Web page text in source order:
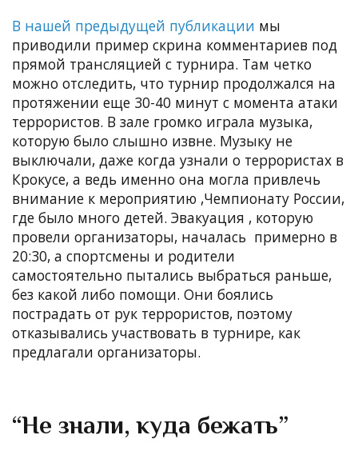
В нашей предыдущей публикации мы
приводили пример скрина комментариев под
прямой трансляцией с турнира. Там четко
можно отследить, что турнир продолжался на
протяжении еще 30-40 минут с момента атаки
террористов. В зале громко играла музыка,
которую было слышно извне. Музыку не
выключали, даже когда узнали о террористах в
Крокусе, а ведь именно она могла привлечь
внимание к мероприятию ,Чемпионату России,
где было много детей. Эвакуация , которую
провели организаторы, началась примерно в
20:30, а спортсмены и родители
самостоятельно пытались выбраться раньше,
без какой либо помощи. Они боялись
пострадать от рук террористов, поэтому
отказывались участвовать в турнире, как
предлагали организаторы.
“Не знали, куда бежать”